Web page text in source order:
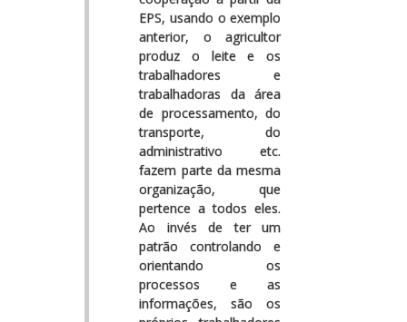
EPS, usando o exemplo
anterior, o agricultor
produz o leite e os
trabalhadores e
trabalhadoras da área
de processamento, do
transporte, do
administrativo etc.
fazem parte da mesma
organização, que
pertence a todos eles.
Ao invés de ter um
patrão controlando e
orientando os
processos e as
informações, são os